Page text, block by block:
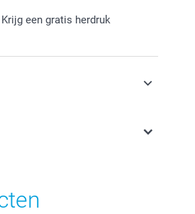
Krijg een gratis herdruk
exclusief verzendkosten.